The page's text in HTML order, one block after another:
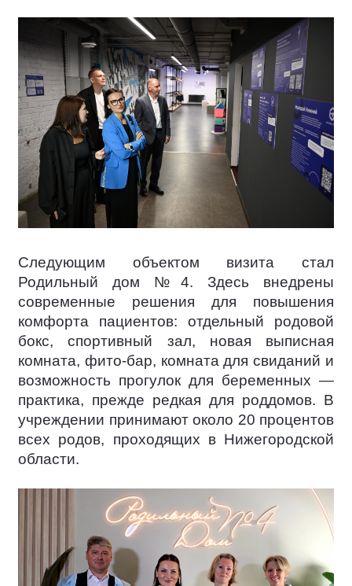
Следующим объектом визита стал
Родильный дом №4. Здесь внедрены
современные решения для повышения
комфорта пациентов: отдельный родовой
бокс, спортивный зал, новая выписная
комната, фито-бар, комната для свиданий и
возможность прогулок для беременных —
практика, прежде редкая для роддомов. В
учреждении принимают около 20 процентов
всех родов, проходящих в Нижегородской
области.